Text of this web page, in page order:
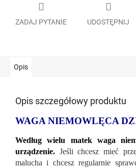
ZADAJ PYTANIE UDOSTĘPNIJ
Opis
Opis szczegółowy produktu
WAGA NIEMOWLĘCA
Według wielu matek waga
urządzenie. Jeśli chcesz mieć
malucha i chcesz regularnie